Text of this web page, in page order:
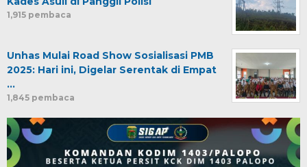
1,915 pembaca
Unhas Mulai Road Show Sosialisasi PMB
2025: Hari ini, Digelar Serentak di Empat
…
1,845 pembaca